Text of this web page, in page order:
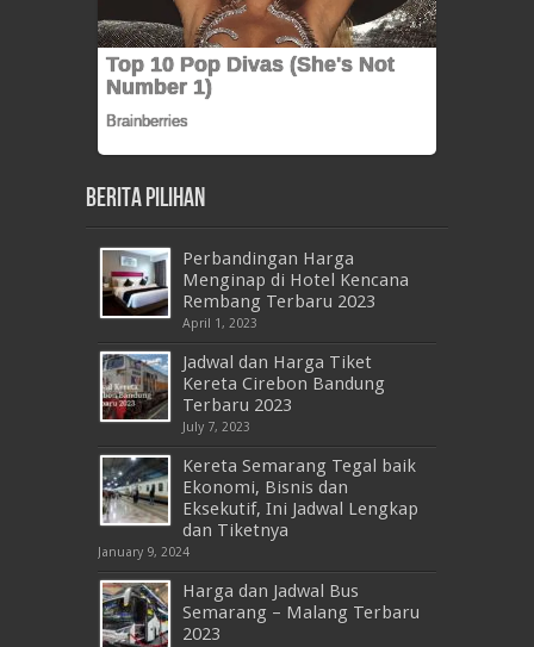
Berita Pilihan
Perbandingan Harga
Menginap di Hotel Kencana
Rembang Terbaru 2023
April 1, 2023
Jadwal dan Harga Tiket
Kereta Cirebon Bandung
Terbaru 2023
July 7, 2023
Kereta Semarang Tegal baik
Ekonomi, Bisnis dan
Eksekutif, Ini Jadwal Lengkap
dan Tiketnya
January 9, 2024
Harga dan Jadwal Bus
Semarang – Malang Terbaru
2023